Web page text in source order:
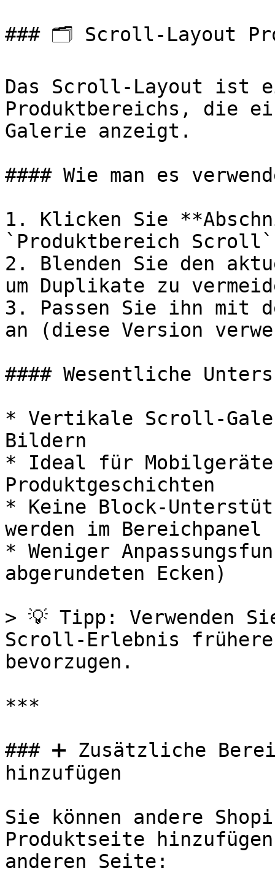
### 🗂️ Scroll-Layout
Das Scroll-Layout ist
Produktbereichs, die
Galerie anzeigt.
#### Wie man es
1. Klicken Sie
`Produktbereich Scroll`
2. Blenden Sie den
um Duplikate zu
3. Passen Sie ihn mit
an (diese Version
#### Wesentliche
* Vertikale Scroll-
Bildern
* Ideal für Mobilgeräte
Produktgeschichten
* Keine Block-
werden im
* Weniger
abgerundeten Ecken)
> 💡 Tipp: Verwenden
Scroll-Erlebnis früherer
bevorzugen.
***
### ➕ Zusätzliche
hinzufügen
Sie können andere
Produktseite
anderen Seite: